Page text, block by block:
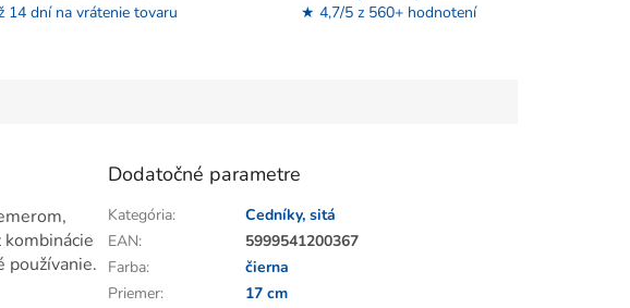
14 dní na vrátenie tovaru ★ 4,7/5 z 560+ hodnotení
používanie.
Dodatočné parametre
Kategória:
Cedníky, sitá
EAN:
5999541200367
Farba:
čierna
Priemer:
17 cm